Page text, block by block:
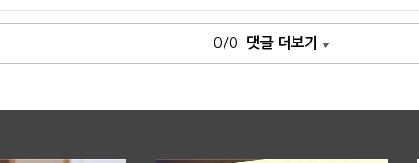
0/0 댓글 더보기